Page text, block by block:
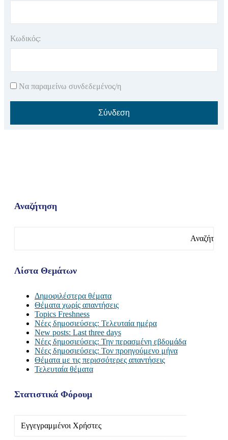
Κωδικός:
Να παραμείνω συνδεδεμένος/η
Σύνδεση
Αναζήτηση
Λίστα Θεμάτων
Δημοφιλέστερα θέματα
Θέματα χωρίς απαντήσεις
Topics Freshness
Νέες δημοσιεύσεις: Τελευταία ημέρα
New posts: Last three days
Νέες δημοσιεύσεις: Την περασμένη εβδομάδα
Νέες δημοσιεύσεις: Τον προηγούμενο μήνα
Θέματα με τις περισσότερες απαντήσεις
Τελευταία θέματα
Στατιστικά Φόρουμ
Εγγεγραμμένοι Χρήστες